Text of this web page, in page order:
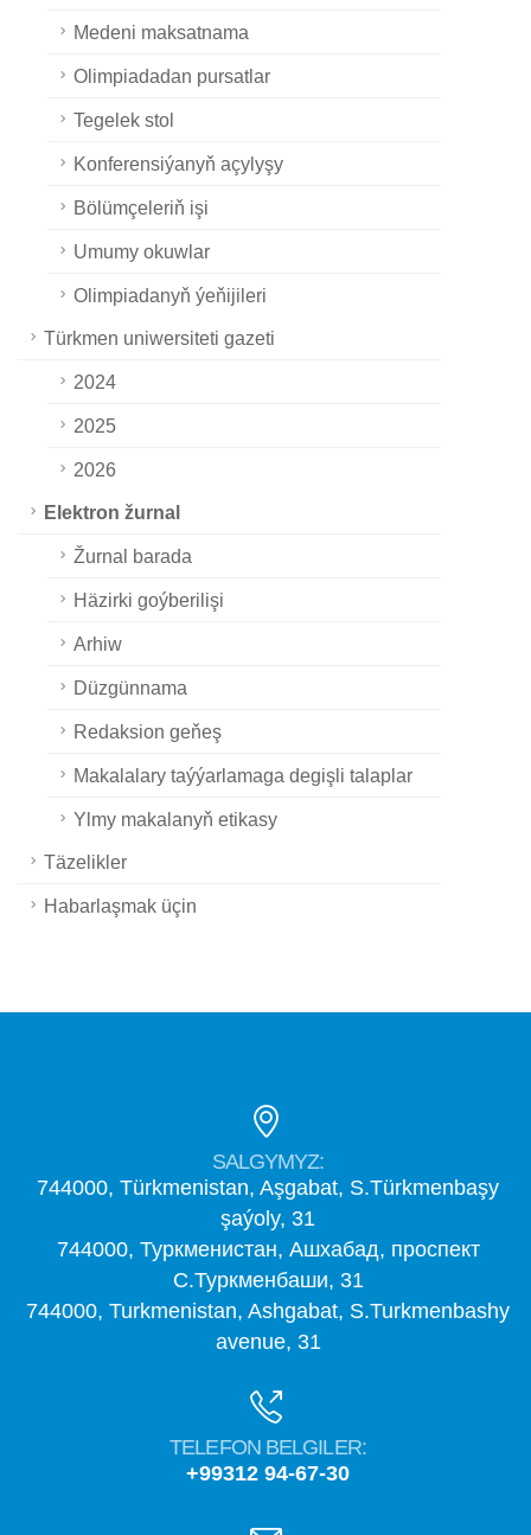
Medeni maksatnama
Olimpiadadan pursatlar
Tegelek stol
Konferensiýanyň açylyşy
Bölümçeleriň işi
Umumy okuwlar
Olimpiadanyň ýeňijileri
Türkmen uniwersiteti gazeti
2024
2025
2026
Elektron žurnal
Žurnal barada
Häzirki goýberilişi
Arhiw
Düzgünnama
Redaksion geňeş
Makalalary taýýarlamaga degişli talaplar
Ylmy makalanyň etikasy
Täzelikler
Habarlaşmak üçin
SALGYMYZ:
744000, Türkmenistan, Aşgabat, S.Türkmenbaşy
şaýoly, 31
744000, Туркменистан, Ашхабад, проспект
С.Туркменбаши, 31
744000, Turkmenistan, Ashgabat, S.Turkmenbashy
avenue, 31
TELEFON BELGILER:
+99312 94-67-30